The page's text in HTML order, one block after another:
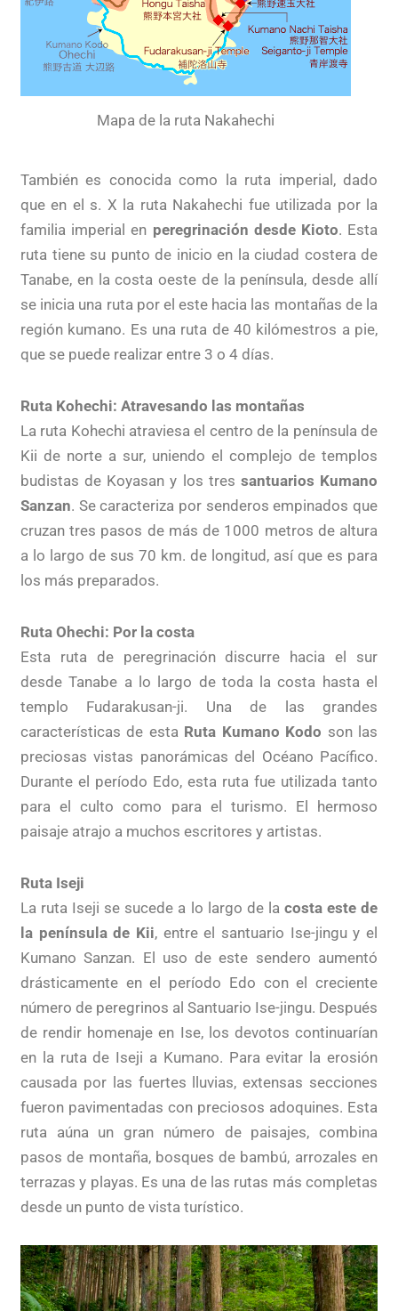
Mapa de la ruta Nakahechi
También es conocida como la ruta imperial, dado
que en el s. X la ruta Nakahechi fue utilizada por la
familia imperial en peregrinación desde Kioto. Esta
ruta tiene su punto de inicio en la ciudad costera de
Tanabe, en la costa oeste de la península, desde allí
se inicia una ruta por el este hacia las montañas de la
región kumano. Es una ruta de 40 kilómestros a pie,
que se puede realizar entre 3 o 4 días.
Ruta Kohechi: Atravesando las montañas
La ruta Kohechi atraviesa el centro de la península de
Kii de norte a sur, uniendo el complejo de templos
budistas de Koyasan y los tres santuarios Kumano
Sanzan. Se caracteriza por senderos empinados que
cruzan tres pasos de más de 1000 metros de altura
a lo largo de sus 70 km. de longitud, así que es para
los más preparados.
Ruta Ohechi: Por la costa
Esta ruta de peregrinación discurre hacia el sur
desde Tanabe a lo largo de toda la costa hasta el
templo Fudarakusan-ji. Una de las grandes
características de esta Ruta Kumano Kodo son las
preciosas vistas panorámicas del Océano Pacífico.
Durante el período Edo, esta ruta fue utilizada tanto
para el culto como para el turismo. El hermoso
paisaje atrajo a muchos escritores y artistas.
Ruta Iseji
La ruta Iseji se sucede a lo largo de la costa este de
la península de Kii, entre el santuario Ise-jingu y el
Kumano Sanzan. El uso de este sendero aumentó
drásticamente en el período Edo con el creciente
número de peregrinos al Santuario Ise-jingu. Después
de rendir homenaje en Ise, los devotos continuarían
en la ruta de Iseji a Kumano. Para evitar la erosión
causada por las fuertes lluvias, extensas secciones
fueron pavimentadas con preciosos adoquines. Esta
ruta aúna un gran número de paisajes, combina
pasos de montaña, bosques de bambú, arrozales en
terrazas y playas. Es una de las rutas más completas
desde un punto de vista turístico.